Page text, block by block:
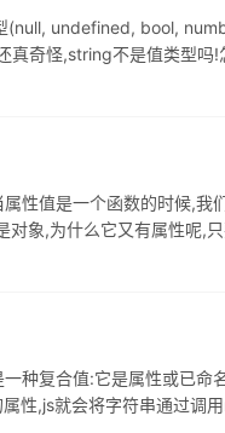
undefined, bool,
奇怪,string不是值类型吗
值是一个函数的时候,
,为什么它又有属性呢,
种复合值:它是属性或已
性,js就会将字符串通过调